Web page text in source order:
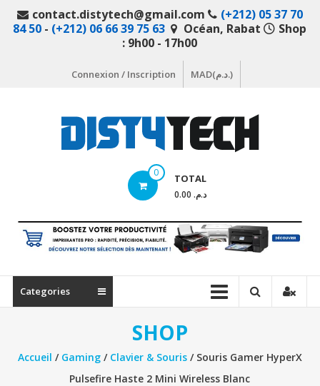
contact.distytech@gmail.com
(+212) 05 37 70
84 50 - (+212) 06 66 39 75 63 Océan, Rabat
Shop
: 9h00 - 17h00
Connexion / Inscription MAD(د.م.)
en
ligne
matériel
informatique
0 TOTAL
د.م. 0.00
Categories
SHOP
Accueil / Gaming/ Clavier & Souris/ Souris Gamer HyperX
Pulsefire Haste 2 Mini Wireless Blanc